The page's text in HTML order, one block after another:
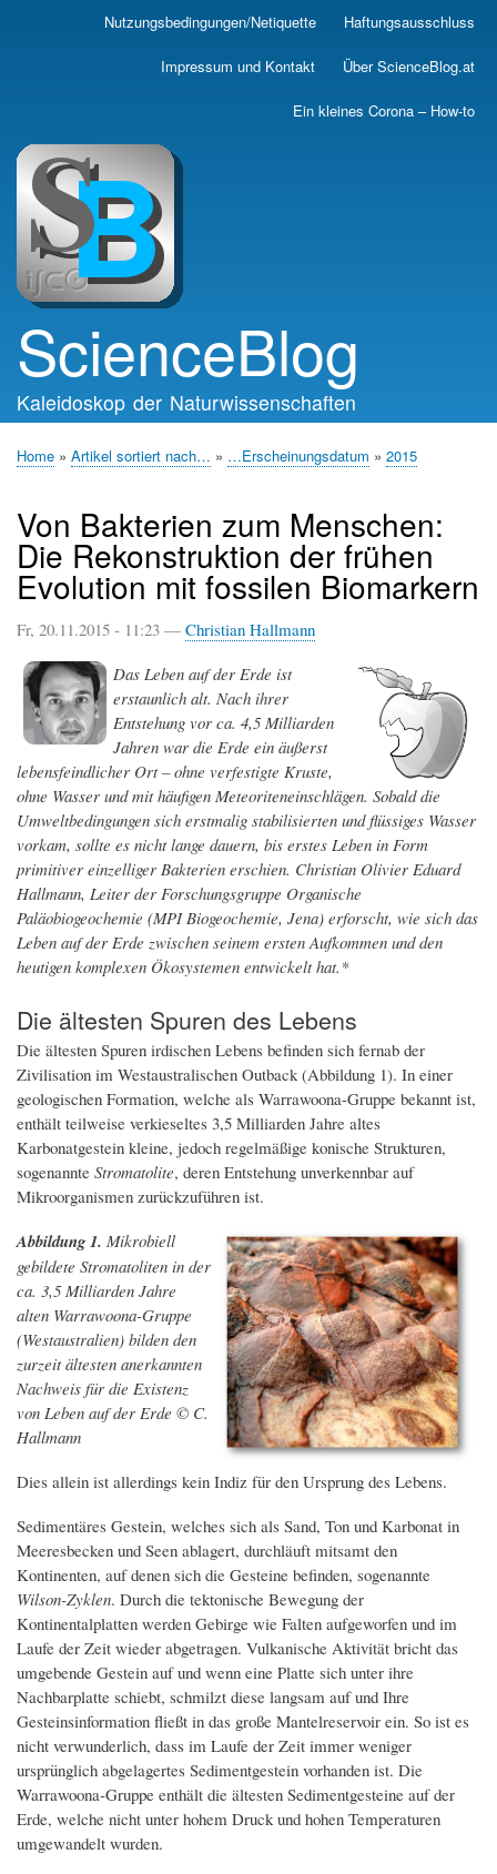
Skip
main
Nutzungsbedingungen/Netiquette Haftungsausschluss
Impressum und Kontakt Über ScienceBlog.at
Ein kleines Corona – How-to
ScienceBlog
Kaleidoskop der Naturwissenschaften
Home Artikel sortiert nach… …Erscheinungsdatum 2015
Von Bakterien zum Menschen:
Die Rekonstruktion der frühen
Evolution mit fossilen Biomarkern
Fr, 20.11.2015 - 11:23 — Christian Hallmann
Das Leben auf der Erde ist
erstaunlich alt. Nach ihrer
Entstehung vor ca. 4,5 Milliarden
Jahren war die Erde ein äußerst
lebensfeindlicher Ort – ohne verfestigte Kruste,
ohne Wasser und mit häufigen Meteoriteneinschlägen. Sobald die
Umweltbedingungen sich erstmalig stabilisierten und flüssiges Wasser
vorkam, sollte es nicht lange dauern, bis erstes Leben in Form
primitiver einzelliger Bakterien erschien. Christian Olivier Eduard
Hallmann, Leiter der Forschungsgruppe Organische
Paläobiogeochemie (MPI Biogeochemie, Jena) erforscht, wie sich das
Leben auf der Erde zwischen seinem ersten Aufkommen und den
heutigen komplexen Ökosystemen entwickelt hat.*
Die ältesten Spuren des Lebens
Die ältesten Spuren irdischen Lebens befinden sich fernab der
Zivilisation im Westaustralischen Outback (Abbildung 1). In einer
geologischen Formation, welche als Warrawoona-Gruppe bekannt ist,
enthält teilweise verkieseltes 3,5 Milliarden Jahre altes
Karbonatgestein kleine, jedoch regelmäßige konische Strukturen,
sogenannte Stromatolite, deren Entstehung unverkennbar auf
Mikroorganismen zurückzuführen ist.
Abbildung 1. Mikrobiell
gebildete Stromatoliten in der
ca. 3,5 Milliarden Jahre
alten Warrawoona-Gruppe
(Westaustralien) bilden den
zurzeit ältesten anerkannten
Nachweis für die Existenz
von Leben auf der Erde © C.
Hallmann
Dies allein ist allerdings kein Indiz für den Ursprung des Lebens.
Sedimentäres Gestein, welches sich als Sand, Ton und Karbonat in
Meeresbecken und Seen ablagert, durchläuft mitsamt den
Kontinenten, auf denen sich die Gesteine befinden, sogenannte
Wilson-Zyklen. Durch die tektonische Bewegung der
Kontinentalplatten werden Gebirge wie Falten aufgeworfen und im
Laufe der Zeit wieder abgetragen. Vulkanische Aktivität bricht das
umgebende Gestein auf und wenn eine Platte sich unter ihre
Nachbarplatte schiebt, schmilzt diese langsam auf und Ihre
Gesteinsinformation fließt in das große Mantelreservoir ein. So ist es
nicht verwunderlich, dass im Laufe der Zeit immer weniger
ursprünglich abgelagertes Sedimentgestein vorhanden ist. Die
Warrawoona-Gruppe enthält die ältesten Sedimentgesteine auf der
Erde, welche nicht unter hohem Druck und hohen Temperaturen
umgewandelt wurden.